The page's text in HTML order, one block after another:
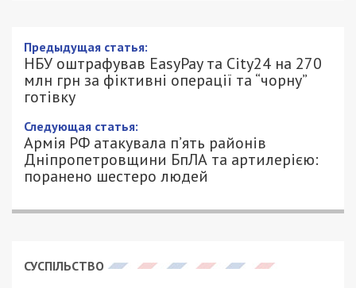
Предыдущая статья:
НБУ оштрафував EasyPay та City24 на 270
млн грн за фіктивні операції та “чорну”
готівку
Следующая статья:
Армія РФ атакувала п’ять районів
Дніпропетровщини БпЛА та артилерією:
поранено шестеро людей
СУСПІЛЬСТВО